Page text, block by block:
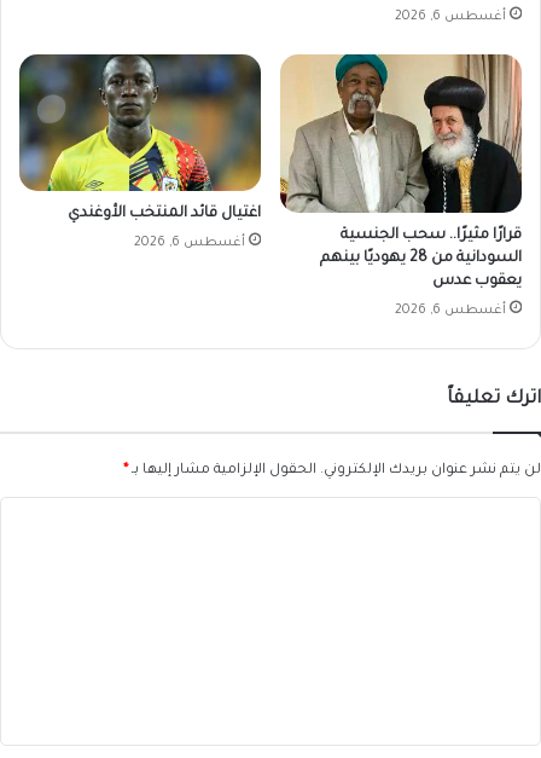
أغسطس 6, 2026
قرارًا مثيرًا.. سحب الجنسية
السودانية من 28 يهوديًا بينهم
يعقوب عدس
أغسطس 6, 2026
اغتيال قائد المنتخب الأوغندي
أغسطس 6, 2026
اترك تعليقاً
لن يتم نشر عنوان بريدك الإلكتروني. الحقول الإلزامية مشار إليها بـ*